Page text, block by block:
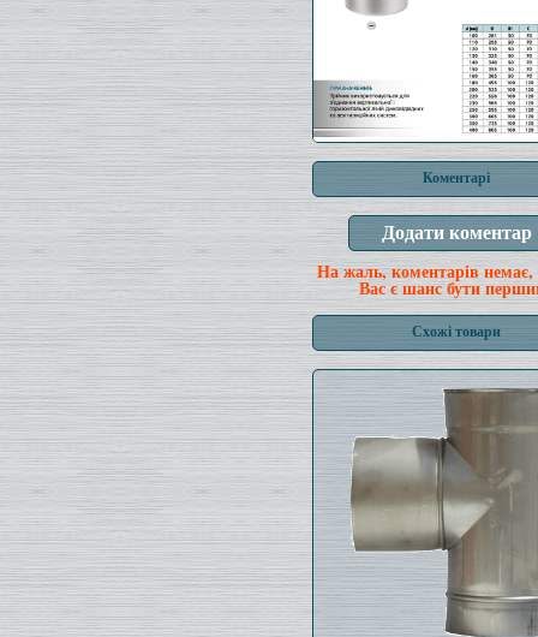
Коментарі
На жаль, коментарів немає,
Вас є шанс бути
Схожі товари